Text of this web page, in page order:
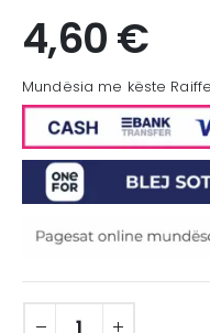
4,60€
Mundësia me këste